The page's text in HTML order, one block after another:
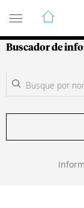
Guía de
Buscador de